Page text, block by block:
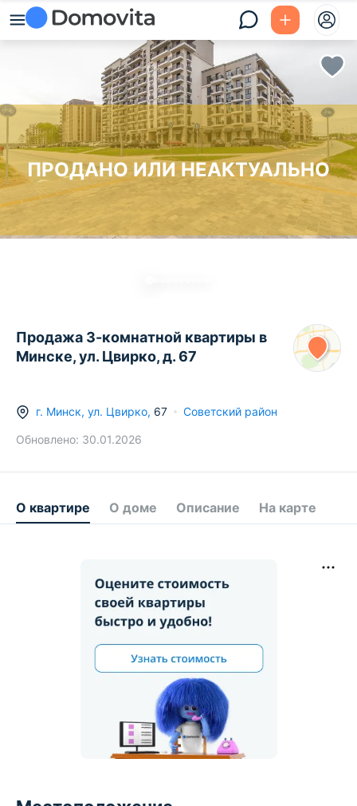
ПРОДАНО ИЛИ НЕАКТУАЛЬНО
Продажа 3-комнатной квартиры в
Минске, ул. Цвирко, д. 67
г. Минск, ул. Цвирко, 67 Советский район
Обновлено: 30.01.2026
О квартире О доме Описание На карте